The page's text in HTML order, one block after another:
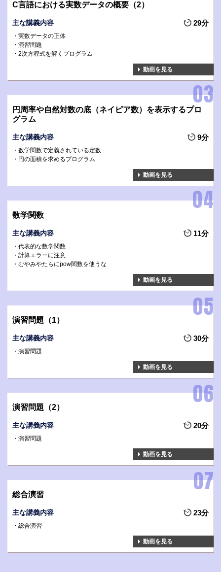
C言語における実数データの概要（2）
主な講義内容 29分
実数データの正体
演習問題
2次方程式を解くプログラム
動画を見る
円周率や自然対数の底（ネイピア数）を表示するプロ
グラム
主な講義内容 9分
数学関数で定義されている定数
円の面積を求めるプログラム
動画を見る
数学関数
主な講義内容 11分
代表的な数学関数
計算エラーに注意
むやみやたらにpow関数を使うな
動画を見る
演習問題（1）
主な講義内容 30分
演習問題
動画を見る
演習問題（2）
主な講義内容 20分
演習問題
動画を見る
総合演習
主な講義内容 23分
総合演習
動画を見る